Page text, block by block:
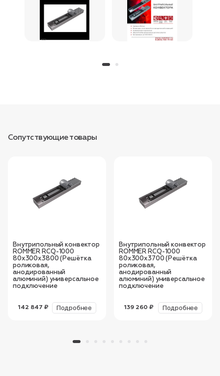
Сопутствующие товары
Внутрипольный конвектор
ROMMER RCQ-1000
80х300х3800 (Решётка
роликовая,
анодированный
алюминий) универсальное
подключение
142 847 ₽ Подробнее
Внутрипольный конвектор
ROMMER RCQ-1000
80х300х3700 (Решётка
роликовая,
анодированный
алюминий) универсальное
подключение
139 260 ₽ Подробнее